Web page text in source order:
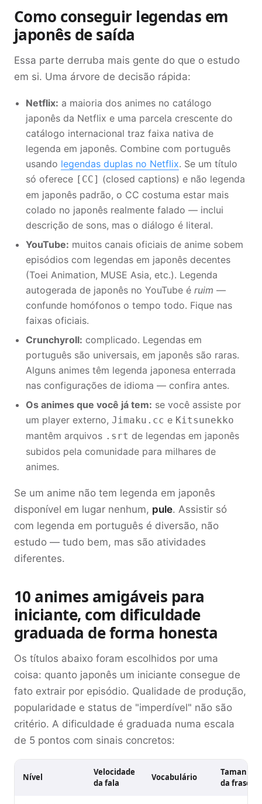
Como conseguir legendas em
japonês de saída
Essa parte derruba mais gente do que o estudo
em si. Uma árvore de decisão rápida:
Netflix: a maioria dos animes no catálogo
japonês da Netflix e uma parcela crescente do
catálogo internacional traz faixa nativa de
legenda em japonês. Combine com português
usando legendas duplas no Netflix. Se um título
só oferece [CC] (closed captions) e não legenda
em japonês padrão, o CC costuma estar mais
colado no japonês realmente falado — inclui
descrição de sons, mas o diálogo é literal.
YouTube: muitos canais oficiais de anime sobem
episódios com legendas em japonês decentes
(Toei Animation, MUSE Asia, etc.). Legenda
autogerada de japonês no YouTube é ruim —
confunde homófonos o tempo todo. Fique nas
faixas oficiais.
Crunchyroll: complicado. Legendas em
português são universais, em japonês são raras.
Alguns animes têm legenda japonesa enterrada
nas configurações de idioma — confira antes.
Os animes que você já tem: se você assiste por
um player externo, Jimaku.cc e Kitsunekko
mantêm arquivos .srt de legendas em japonês
subidos pela comunidade para milhares de
animes.
Se um anime não tem legenda em japonês
disponível em lugar nenhum, pule. Assistir só
com legenda em português é diversão, não
estudo — tudo bem, mas são atividades
diferentes.
10 animes amigáveis para
iniciante, com dificuldade
graduada de forma honesta
Os títulos abaixo foram escolhidos por uma
coisa: quanto japonês um iniciante consegue de
fato extrair por episódio. Qualidade de produção,
popularidade e status de "imperdível" não são
critério. A dificuldade é graduada numa escala
de 5 pontos com sinais concretos:
Nível
Velocidade
da fala
Vocabulário
Tamanho
da frase